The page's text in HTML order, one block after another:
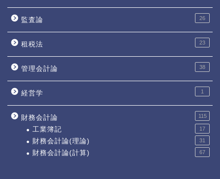
監査論 26
租税法 23
管理会計論 38
経営学 1
財務会計論 115
工業簿記 17
財務会計論(理論) 31
財務会計論(計算) 67